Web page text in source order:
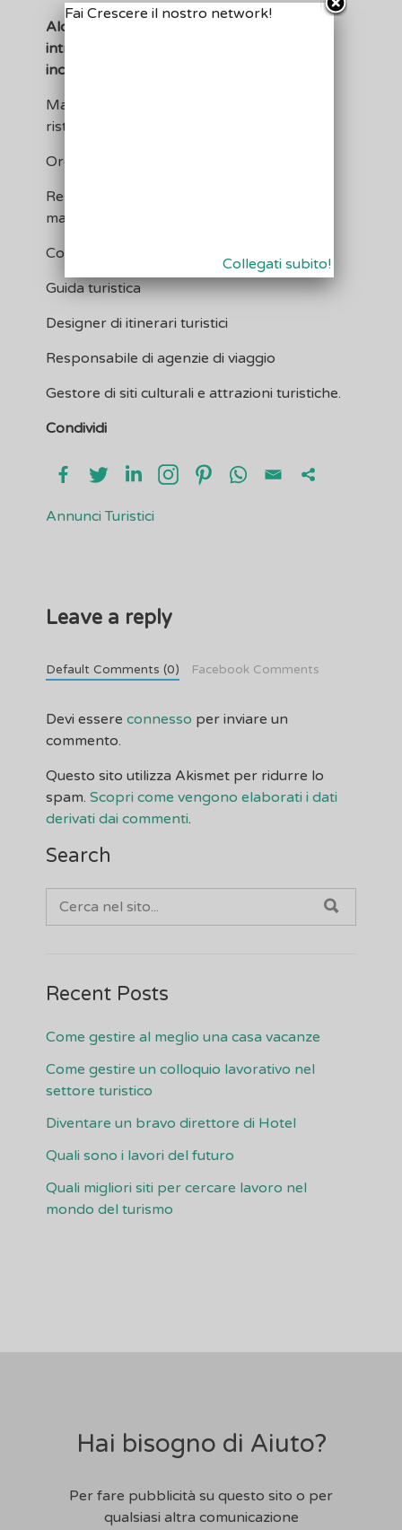
Alcune professioni che si possono
intraprendere nel settore del turismo
includono:
Manager di strutture alberghiere e di
ristorazione
Organizzatore di eventi e congressi
Responsabile della comunicazione e
marketing turistico
Consultore turistico
Guida turistica
Designer di itinerari turistici
Responsabile di agenzie di viaggio
Gestore di siti culturali e attrazioni turistiche.
Condividi
Annunci Turistici
Leave a reply
Default Comments (0) Facebook Comments
Devi essere connesso per inviare un
commento.
Questo sito utilizza Akismet per ridurre lo
spam. Scopri come vengono elaborati i dati
derivati dai commenti.
Search
FOR:
Recent Posts
Come gestire al meglio una casa vacanze
Come gestire un colloquio lavorativo nel
settore turistico
Diventare un bravo direttore di Hotel
Quali sono i lavori del futuro
Quali migliori siti per cercare lavoro nel
mondo del turismo
Hai bisogno di Aiuto?
Per fare pubblicità su questo sito o per
qualsiasi altra comunicazione
Fai Crescere il nostro network!
Collegati subito!